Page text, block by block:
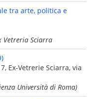
tra arte, politica e
Vetreria Sciarra
Ex-Vetrerie Sciarra, via
Università di Roma)